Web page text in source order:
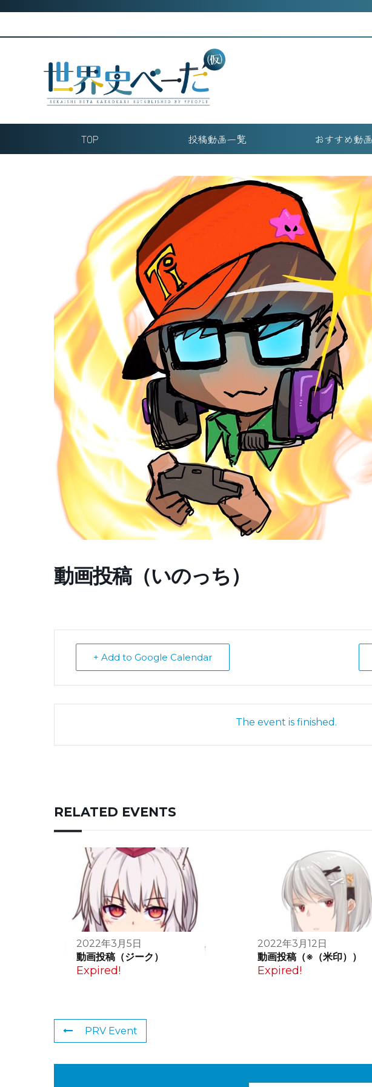
TOP 投稿動画一覧 おすすめ動画
動画投稿（いのっち）
+ Add to Google Calendar
The event is finished.
RELATED EVENTS
2022年3月5日
動画投稿（ジーク）
Expired!
2022年3月12日
動画投稿（※（米印））
Expired!
PRV Event